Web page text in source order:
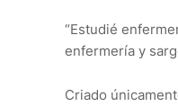
“Estudié
enfermería y
Criado